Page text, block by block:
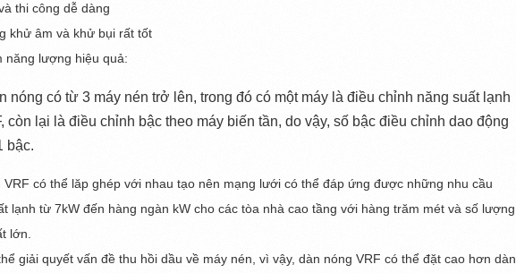
thi công dễ dàng
khử âm và khử bụi rất tốt
năng lượng hiệu quả:
nóng có từ 3 máy nén trở lên, trong đó có một máy là điều chỉnh năng suất lạnh
còn lại là điều chỉnh bậc theo máy biến tần, do vậy, số bậc điều chỉnh dao động
bậc.
VRF có thể lăp ghép với nhau tạo nên mạng lưới có thể đáp ứng được những nhu cầu
lạnh từ 7kW đến hàng ngàn kW cho các tòa nhà cao tầng với hàng trăm mét và số lượng
lớn.
giải quyết vấn đề thu hồi dầu về máy nén, vì vậy, dàn nóng VRF có thể đặt cao hơn dàn